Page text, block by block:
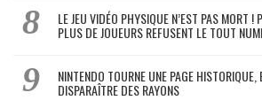
LE JEU VIDÉO PHYSIQUE N’EST PAS MORT !
PLUS DE JOUEURS REFUSENT LE TOUT
NINTENDO TOURNE UNE PAGE
DISPARAÎTRE DES RAYONS